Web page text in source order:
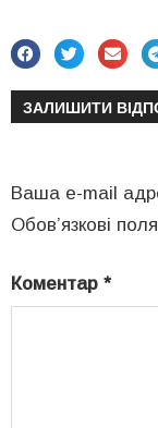
ЗАЛИШИТИ
Ваша e-mail
Обов’язкові
Коментар *